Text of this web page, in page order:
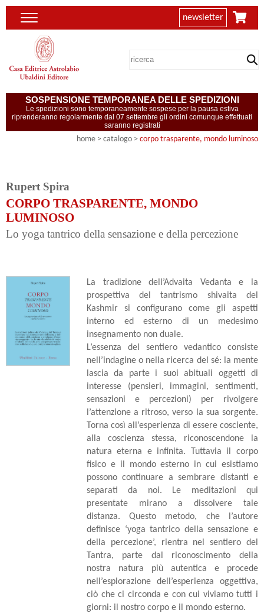
newsletter
SOSPENSIONE TEMPORANEA DELLE SPEDIZIONI
Le spedizioni sono temporaneamente sospese per la pausa estiva
riprenderanno regolarmente dal 07 settembre gli ordini comunque effettuati
saranno registrati
home > catalogo > corpo trasparente, mondo luminoso
Rupert Spira
CORPO TRASPARENTE, MONDO
LUMINOSO
Lo yoga tantrico della sensazione e della percezione
La tradizione dell’Advaita Vedanta e la
prospettiva del tantrismo shivaita del
Kashmir si configurano come gli aspetti
interno ed esterno di un medesimo
insegnamento non duale.
L’essenza del sentiero vedantico consiste
nell’indagine o nella ricerca del sé: la mente
lascia da parte i suoi abituali oggetti di
interesse (pensieri, immagini, sentimenti,
sensazioni e percezioni) per rivolgere
l’attenzione a ritroso, verso la sua sorgente.
Torna così all’esperienza di essere cosciente,
alla coscienza stessa, riconoscendone la
natura eterna e infinita. Tuttavia il corpo
fisico e il mondo esterno in cui esistiamo
possono continuare a sembrare distanti e
separati da noi. Le meditazioni qui
presentate mirano a dissolvere tale
distanza. Questo metodo, che l’autore
definisce ‘yoga tantrico della sensazione e
della percezione’, rientra nel sentiero del
Tantra, parte dal riconoscimento della
nostra natura più autentica e procede
nell’esplorazione dell’esperienza oggettiva,
ciò che ci circonda e con cui viviamo tutti i
giorni: il nostro corpo e il mondo esterno.